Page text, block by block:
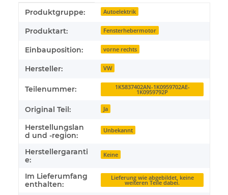
Produkteigenschaft
Wert
Produktgruppe: Autoelektrik
Produktart: Fensterhebermotor
Einbauposition: vorne rechts
Hersteller: VW
Teilenummer: 1K5837402AN-1K0959702AE-
1K0959792P
Original Teil: Ja
Herstellungslan
d und -region:
Unbekannt
Herstellergaranti
e:
Keine
Im Lieferumfang
enthalten:
Lieferung wie abgebildet, keine
weiteren Teile dabei.